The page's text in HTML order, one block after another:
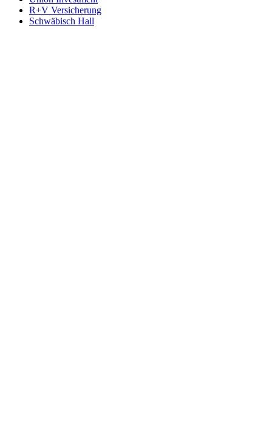
R+V Versicherung
Schwäbisch Hall